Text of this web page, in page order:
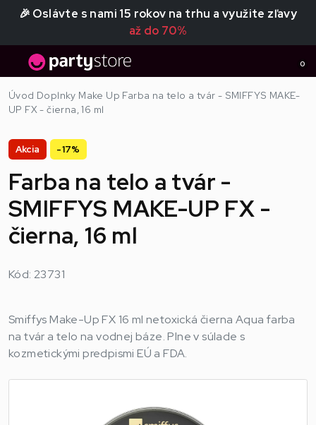
🎉 Oslávte s nami 15 rokov na trhu a využite zľavy
až do 70%
0
Úvod Doplnky Make Up Farba na telo a tvár - SMIFFYS MAKE-
UP FX - čierna, 16 ml
Akcia -17%
Farba na telo a tvár -
SMIFFYS MAKE-UP FX -
čierna, 16 ml
Kód: 23731
Smiffys Make-Up FX 16 ml netoxická čierna Aqua farba
na tvár a telo na vodnej báze. Plne v súlade s
kozmetickými predpismi EÚ a FDA.